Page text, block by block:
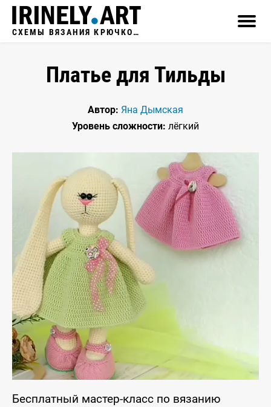
СХЕМЫ ВЯЗАНИЯ КРЮЧКОМ
Платье для Тильды
Автор: Яна Дымская
Уровень сложности: лёгкий
Бесплатный мастер-класс по вязанию